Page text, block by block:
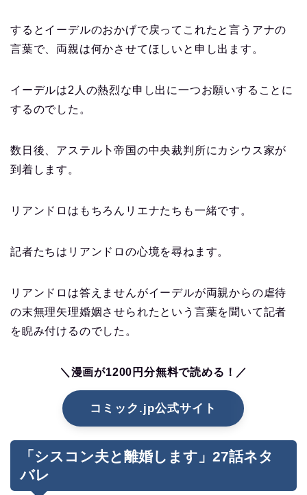
するとイーデルのおかげで戻ってこれたと言うアナの
言葉で、両親は何かさせてほしいと申し出ます。
イーデルは2人の熱烈な申し出に一つお願いすることに
するのでした。
数日後、アステル卜帝国の中央裁判所にカシウス家が
到着します。
リアンドロはもちろんリエナたちも一緒です。
記者たちはリアンドロの心境を尋ねます。
リアンドロは答えませんがイーデルが両親からの虐待
の末無理矢理婚姻させられたという言葉を聞いて記者
を睨み付けるのでした。
＼漫画が1200円分無料で読める！／
コミック.jp公式サイト
「シスコン夫と離婚します」27話ネタ
バレ